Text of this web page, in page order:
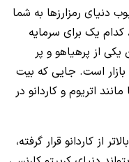
دنیای رمزارزها به شما
یک برای سرمایه
از پرهیاهو و پر
بازار است. جایی که بیت
اتریوم و کاردانو در
از کاردانو قرار گرفته،